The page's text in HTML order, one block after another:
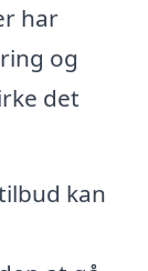
har
og
det
kan